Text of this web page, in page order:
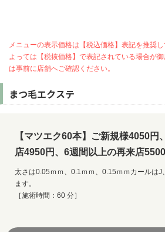
メニューの表示価格は【税込価格】表記を推奨
よっては【税抜価格】で表記されている場合が
は事前に店舗へご確認ください。
まつ毛エクステ
【マツエク60本】ご新規様4050円
店4950円、6週間以上の再来店
太さは0.05ｍｍ、0.1ｍｍ、0.15ｍｍカールは
ます。
［施術時間：60 分］